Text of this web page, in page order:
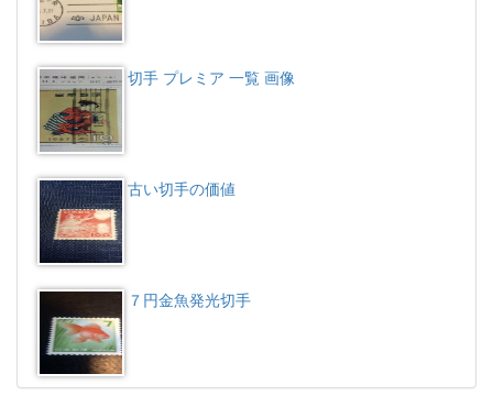
切手 プレミア 一覧 画像
古い切手の価値
７円金魚発光切手